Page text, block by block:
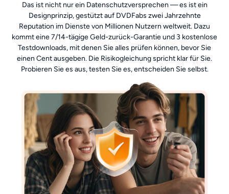
Das ist nicht nur ein Datenschutzversprechen — es ist ein
Designprinzip, gestützt auf DVDFabs zwei Jahrzehnte
Reputation im Dienste von Millionen Nutzern weltweit. Dazu
kommt eine 7/14-tägige Geld-zurück-Garantie und 3 kostenlose
Testdownloads, mit denen Sie alles prüfen können, bevor Sie
einen Cent ausgeben. Die Risikogleichung spricht klar für Sie.
Probieren Sie es aus, testen Sie es, entscheiden Sie selbst.